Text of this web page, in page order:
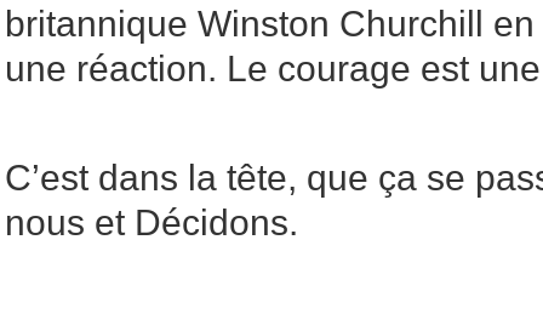
britannique Winston Churchill
une réaction. Le courage est
C’est dans la tête, que ça se
nous et Décidons.